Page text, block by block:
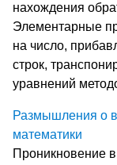
нахождения
Элементарные
на число,
строк,
уравнений
Размышления о
математики
Проникновение